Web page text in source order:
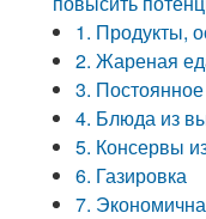
1. Продукты,
2. Жареная
3.
4. Блюда из
5. Консервы
6. Газировка
7.